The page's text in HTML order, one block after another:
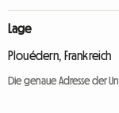
Lage
Plouédern, Frankreich
Die genaue Adresse der